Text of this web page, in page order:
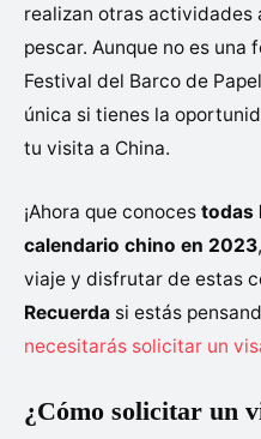
realizan otras actividades
pescar. Aunque no es una
Festival del Barco de
única si tienes la
tu visita a China.
¡Ahora que conoces todas
calendario chino en 2023
viaje y disfrutar de estas
Recuerda si estás
necesitarás solicitar un
¿Cómo solicitar un